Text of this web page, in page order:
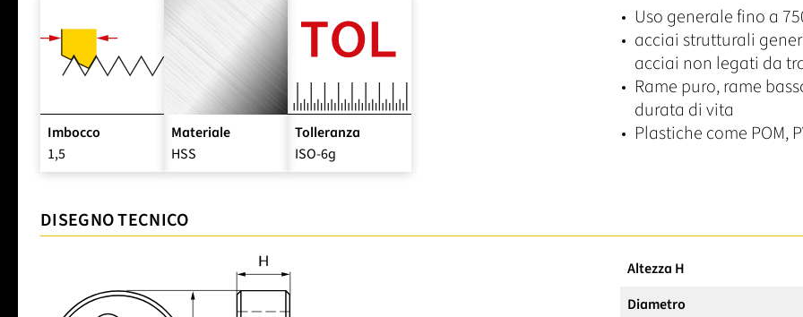
Imbocco
1,5
Materiale
HSS
Tolleranza
ISO-6g
Uso generale fino a
acciai strutturali
acciai non legati da
Rame puro, rame
durata di vita
Plastiche come POM,
DISEGNO TECNICO
Altezza H
Diametro